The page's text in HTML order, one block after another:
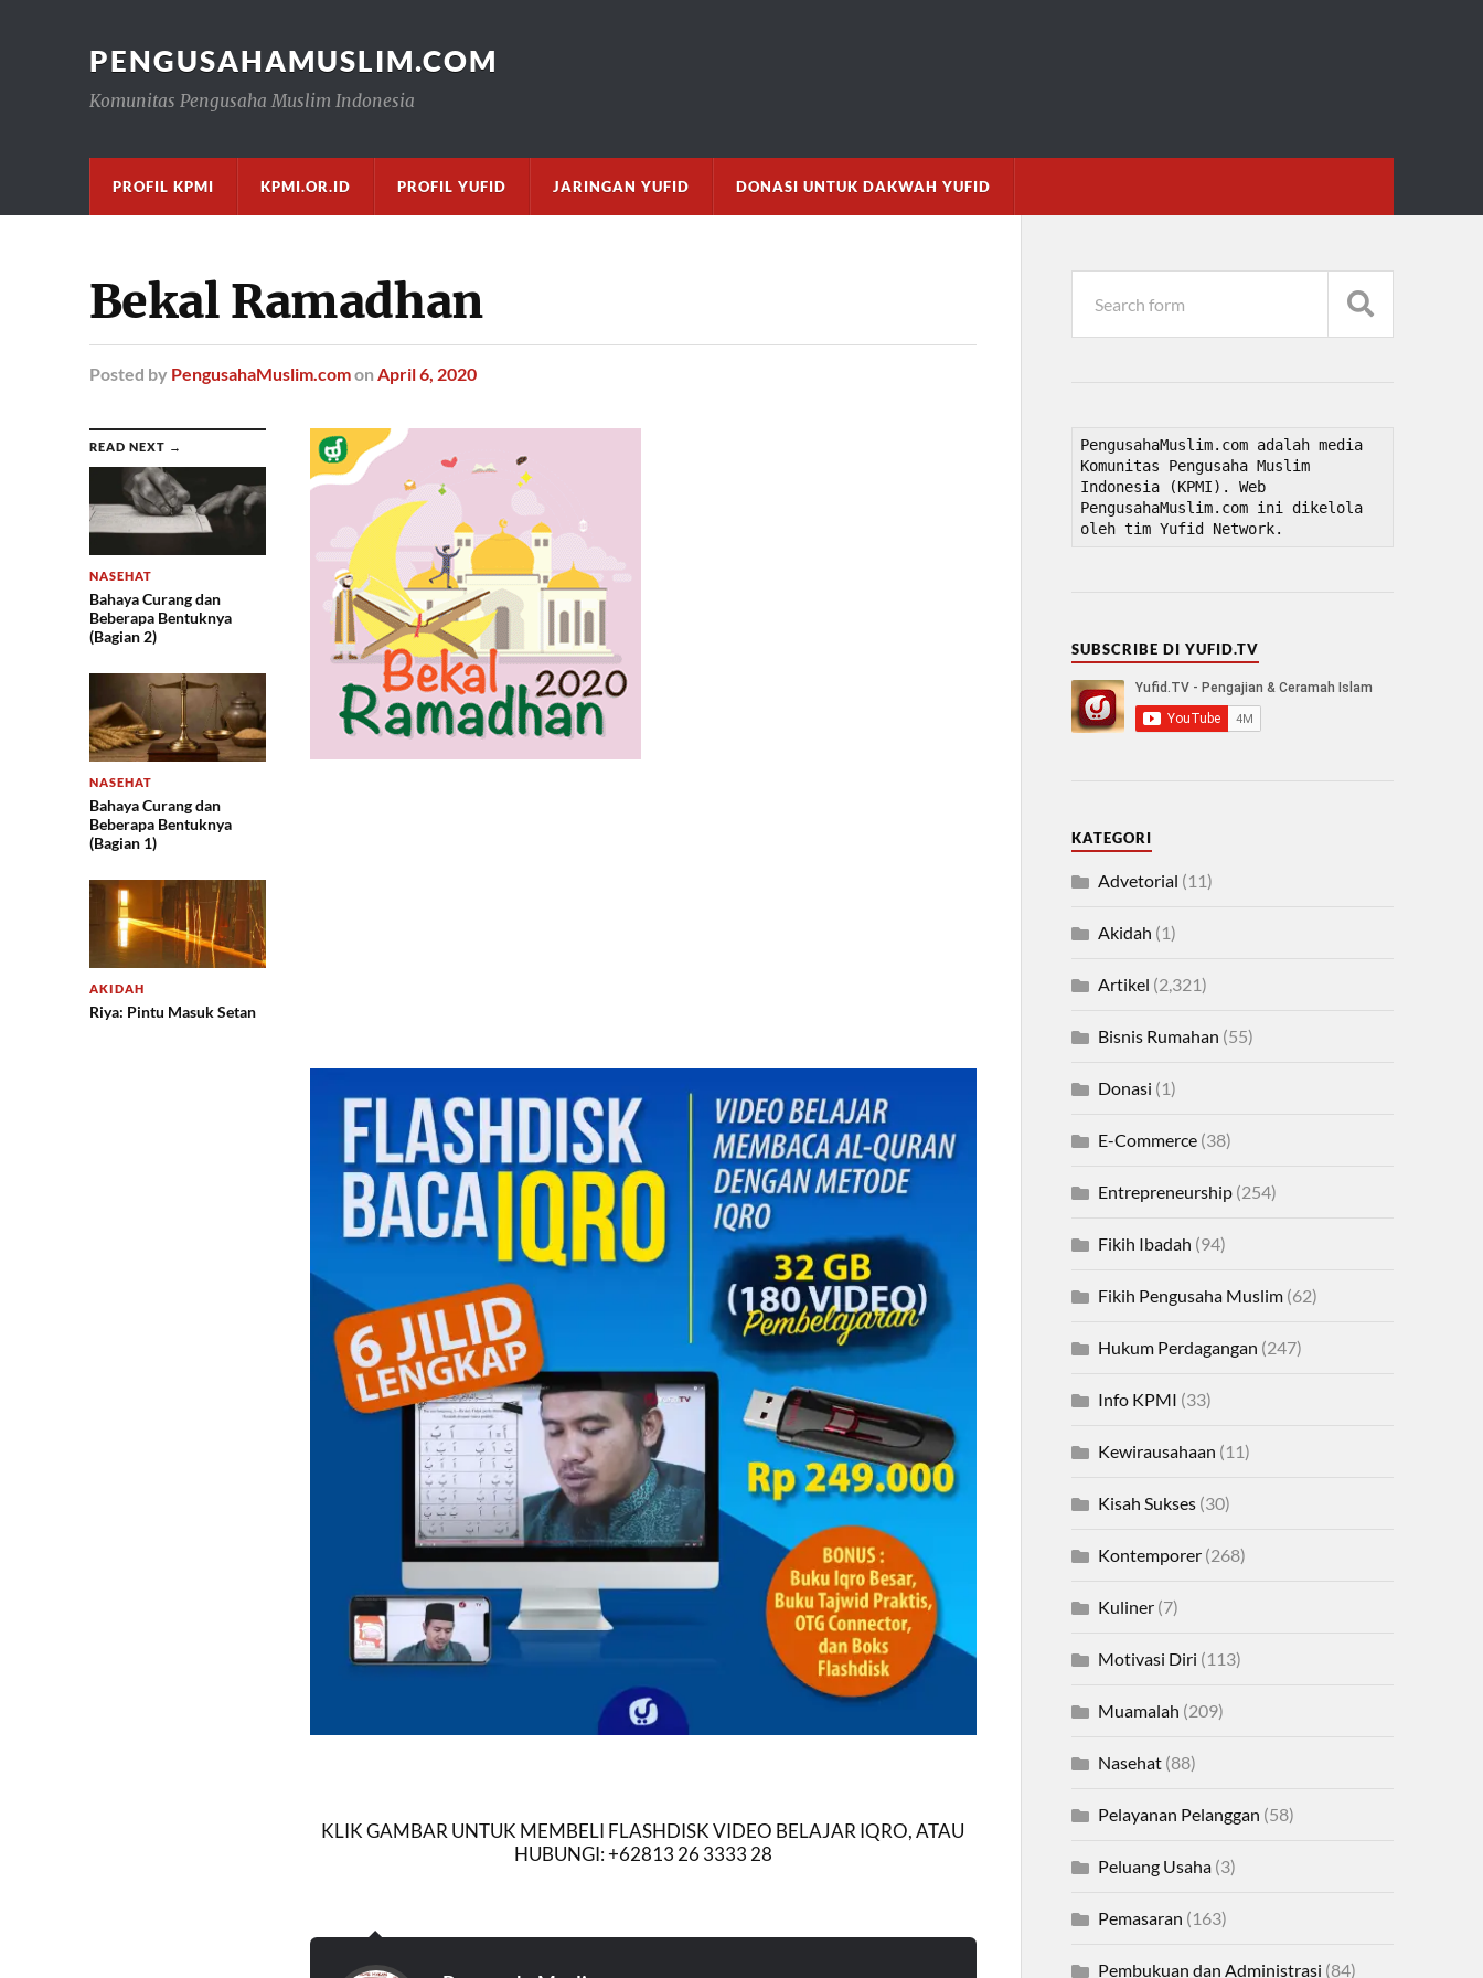
PENGUSAHAMUSLIM.COM
Komunitas Pengusaha Muslim Indonesia
PROFIL KPMI KPMI.OR.ID PROFIL YUFID JARINGAN YUFID DONASI UNTUK DAKWAH YUFID
Bekal Ramadhan
Posted by PengusahaMuslim.comon April 6, 2020
READ NEXT →
NASEHAT
Bahaya Curang dan
Beberapa Bentuknya
(Bagian 2)
NASEHAT
Bahaya Curang dan
Beberapa Bentuknya
(Bagian 1)
AKIDAH
Riya: Pintu Masuk Setan
KLIK GAMBAR UNTUK MEMBELI FLASHDISK VIDEO BELAJAR IQRO, ATAU
HUBUNGI: +62813 26 3333 28
PengusahaMuslim.com adalah media
Komunitas Pengusaha Muslim
Indonesia (KPMI). Web
PengusahaMuslim.com ini dikelola
oleh tim Yufid Network.
SUBSCRIBE DI YUFID.TV
KATEGORI
Advetorial (11)
Akidah (1)
Artikel (2,321)
Bisnis Rumahan (55)
Donasi (1)
E-Commerce(38)
Entrepreneurship(254)
Fikih Ibadah (94)
Fikih Pengusaha Muslim(62)
Hukum Perdagangan (247)
Info KPMI (33)
Kewirausahaan (11)
Kisah Sukses(30)
Kontemporer(268)
Kuliner(7)
Motivasi Diri (113)
Muamalah (209)
Nasehat(88)
Pelayanan Pelanggan (58)
Peluang Usaha(3)
Pemasaran (163)
Pembukuan dan Administrasi (84)